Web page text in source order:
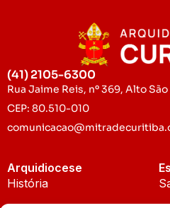
(41) 2105-6300
Rua Jaime Reis, nº 369, Alto
CEP: 80.510-010
Arquidiocese
História